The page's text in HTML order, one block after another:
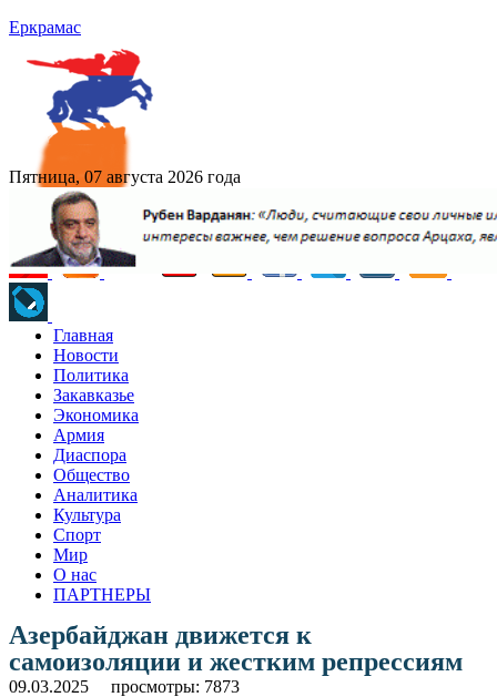
Еркрамас
Пятница, 07 августа 2026 года
Главная
Новости
Политика
Закавказье
Экономика
Армия
Диаспора
Общество
Аналитика
Культура
Спорт
Мир
О нас
ПАРТНЕРЫ
Азербайджан движется к
самоизоляции и жестким репрессиям
09.03.2025 просмотры: 7873